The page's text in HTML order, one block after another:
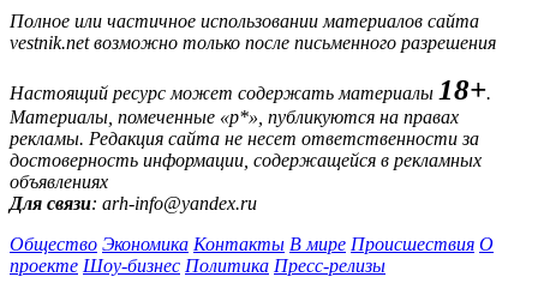
Полное или частичное использовании материалов сайта
vestnik.net возможно только после письменного разрешения
Настоящий ресурс может содержать материалы 18+.
Материалы, помеченные «р*», публикуются на правах
рекламы. Редакция сайта не несет ответственности за
достоверность информации, содержащейся в рекламных
объявлениях
Для связи: arh-info@yandex.ru
Общество Экономика Контакты В мире Происшествия О
проекте Шоу-бизнес Политика Пресс-релизы